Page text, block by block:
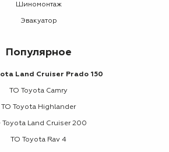
Шиномонтаж
Эвакуатор
Популярное
Land Cruiser Prado 150
ТО Toyota Camry
ТО Toyota Highlander
Toyota Land Cruiser 200
ТО Toyota Rav 4